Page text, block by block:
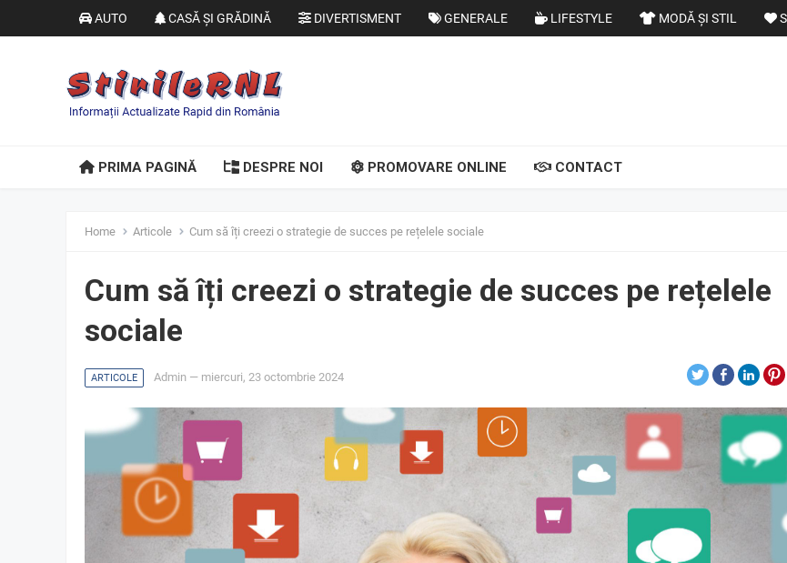
AUTO CASĂ ȘI GRĂDINĂ DIVERTISMENT GENERALE LIFESTYLE MODĂ ȘI STIL
PRIMA PAGINĂ DESPRE NOI PROMOVARE ONLINE CONTACT
Home Articole Cum să îți creezi o strategie de succes pe rețelele sociale
Cum să îți creezi o strategie de succes pe rețelele
sociale
ARTICOLE Admin — miercuri, 23 octombrie 2024